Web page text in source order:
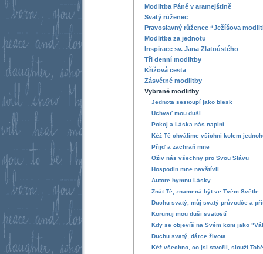
Modlitba Páně v aramejštině
Svatý růženec
Pravoslavný růženec “Ježíšova
Modlitba za jednotu
Inspirace sv. Jana Zlatoústého
Tři denní modlitby
Křižová cesta
Zásvětné modlitby
Vybrané modlitby
Jednota sestoupí jako blesk
Uchvať mou duši
Pokoj a Láska nás naplní
Kéž Tě chválíme všichni kolem
Přijď a zachraň mne
Oživ nás všechny pro Svou Slávu
Hospodin mne navštívil
Autore hymnu Lásky
Znát Tě, znamená být ve Tvém Světle
Duchu svatý, můj svatý průvodče a
Korunuj mou duši svatostí
Kdy se objevíš na Svém koni jako
Duchu svatý, dárce života
Kéž všechno, co jsi stvořil, slouží